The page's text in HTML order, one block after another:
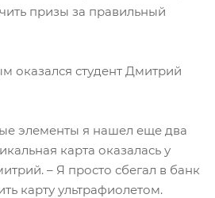
призы за правильный
оказался студент Дмитрий
элементы я нашел еще два
карта оказалась у
– Я просто сбегал в банк
карту ультрафиолетом.